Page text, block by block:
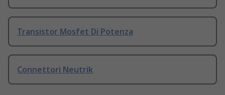
Transistor Mosfet Di Potenza
Connettori Neutrik